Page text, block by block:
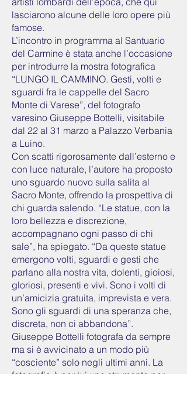
lasciarono alcune delle loro opere più
famose.
L’incontro in programma al Santuario
del Carmine è stata anche l’occasione
per introdurre la mostra fotografica
“LUNGO IL CAMMINO. Gesti, volti e
sguardi fra le cappelle del Sacro
Monte di Varese”, del fotografo
varesino Giuseppe Bottelli, visitabile
dal 22 al 31 marzo a Palazzo Verbania
a Luino.
Con scatti rigorosamente dall’esterno e
con luce naturale, l’autore ha proposto
uno sguardo nuovo sulla salita al
Sacro Monte, offrendo la prospettiva di
chi guarda salendo. “Le statue, con la
loro bellezza e discrezione,
accompagnano ogni passo di chi
sale”, ha spiegato. “Da queste statue
emergono volti, sguardi e gesti che
parlano alla nostra vita, dolenti, gioiosi,
gloriosi, presenti e vivi. Sono i volti di
un’amicizia gratuita, imprevista e vera.
Sono gli sguardi di una speranza che,
discreta, non ci abbandona”.
Giuseppe Bottelli fotografa da sempre
ma si è avvicinato a un modo più
“cosciente” solo negli ultimi anni. La
fotografia è per lui uno strumento per